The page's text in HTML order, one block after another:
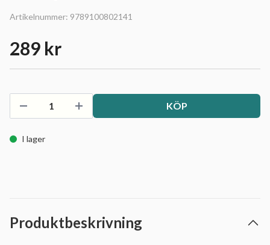
Artikelnummer: 9789100802141
289 kr
KÖP
I lager
Produktbeskrivning